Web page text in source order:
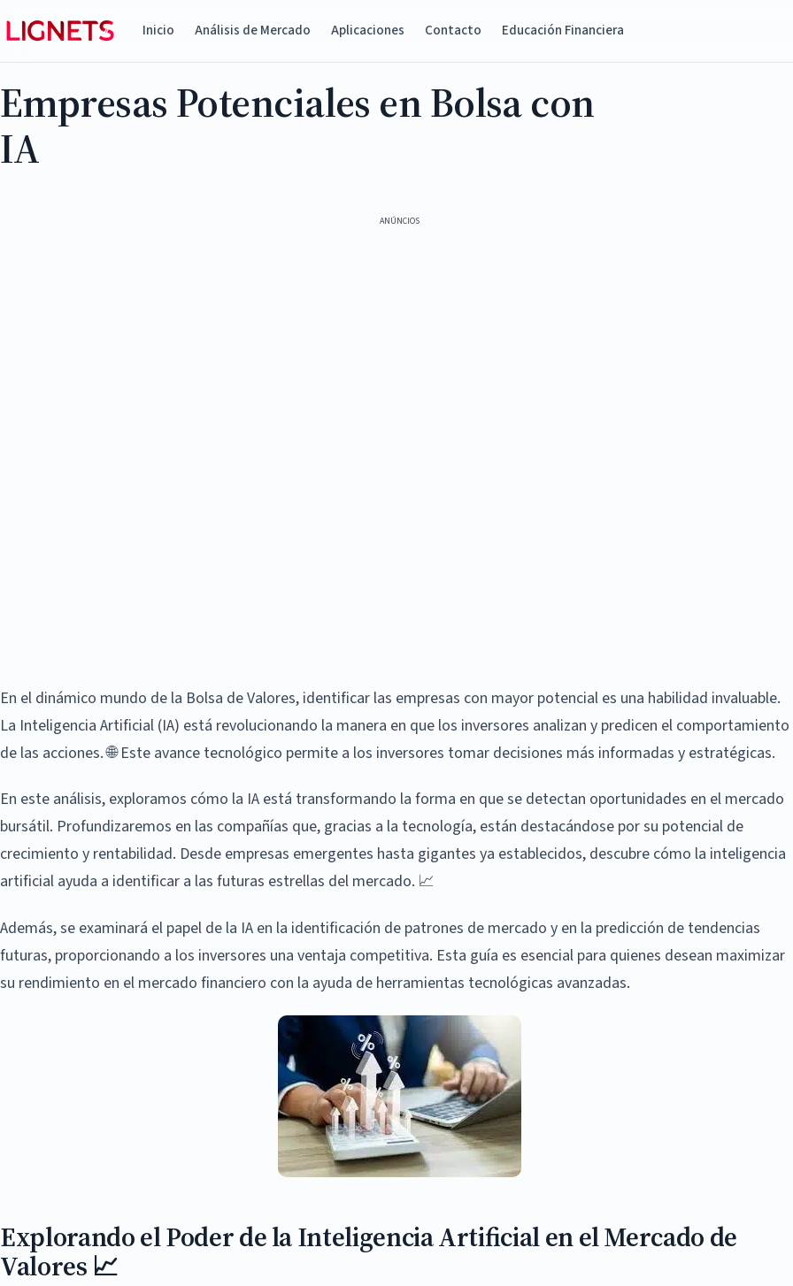
Inicio Análisis de Mercado Aplicaciones Contacto Educación Financiera
Empresas Potenciales en Bolsa con
IA
ANÚNCIOS
En el dinámico mundo de la Bolsa de Valores, identificar las empresas con mayor potencial es una habilidad invaluable.
La Inteligencia Artificial (IA) está revolucionando la manera en que los inversores analizan y predicen el comportamiento
de las acciones. 🌐 Este avance tecnológico permite a los inversores tomar decisiones más informadas y estratégicas.
En este análisis, exploramos cómo la IA está transformando la forma en que se detectan oportunidades en el mercado
bursátil. Profundizaremos en las compañías que, gracias a la tecnología, están destacándose por su potencial de
crecimiento y rentabilidad. Desde empresas emergentes hasta gigantes ya establecidos, descubre cómo la inteligencia
artificial ayuda a identificar a las futuras estrellas del mercado. 📈
Además, se examinará el papel de la IA en la identificación de patrones de mercado y en la predicción de tendencias
futuras, proporcionando a los inversores una ventaja competitiva. Esta guía es esencial para quienes desean maximizar
su rendimiento en el mercado financiero con la ayuda de herramientas tecnológicas avanzadas.
Explorando el Poder de la Inteligencia Artificial en el Mercado de
Valores 📈